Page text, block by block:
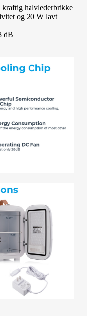
halvlederbrikke
og 20 W lavt
dB